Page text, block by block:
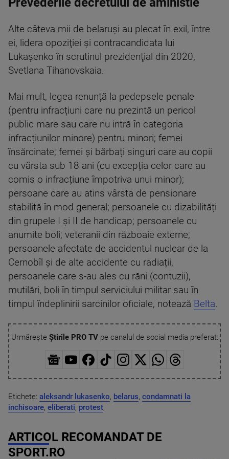
Alte câteva mii de belaruşi au plecat în exil, între
ei, lidera opoziţiei şi contracandidata lui
Lukaşenko în scrutinul prezidenţial din 2020,
Svetlana Tihanovskaia.
Mai mult, legea renunță la pedepsele penale
(pentru infracțiuni care nu prezintă un pericol
public mare sau care nu intră în categoria
infracțiunilor minore) pentru minori; femei
însărcinate; femei și bărbați singuri care au copii
cu vârsta sub 18 ani (cu excepția celor care au
comis o infracțiune împotriva unui minor);
persoane care au atins vârsta de pensionare
stabilită în mod general; persoanele cu dizabilități
din grupele I și II de handicap; persoanele cu
anumite boli; veteranii din războaie externe;
persoanele afectate de accidentul nuclear de la
Cernobîl și de alte accidente cu radiații,
persoanele care s-au ales cu răni (contuzii),
mutilări, boli în timpul serviciului militar sau în
timpul îndeplinirii sarcinilor oficiale, notează Belta.
Urmărește Știrile PRO TVpe canalul de social media preferat:
Etichete: aleksandr lukasenko, belarus, condamnati la
inchisoare, eliberati, protest,
ARTICOL RECOMANDAT DE
SPORT.RO